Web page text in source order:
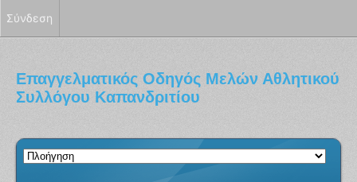
Επαγγελματικός Οδηγός Μελών Αθλητικού
Συλλόγου Καπανδριτίου
Σύνδεση